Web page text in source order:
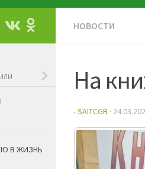
НОВОСТИ
На
-SAITCGB ·
В ЖИЗНЬ